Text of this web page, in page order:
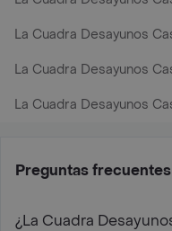
La Cuadra Desayunos
La Cuadra Desayunos
La Cuadra Desayunos
Preguntas frecuentes
¿La Cuadra